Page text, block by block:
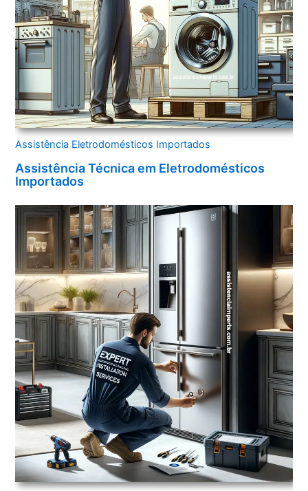
Assistência Eletrodomésticos Importados
Assistência Técnica em Eletrodomésticos
Importados